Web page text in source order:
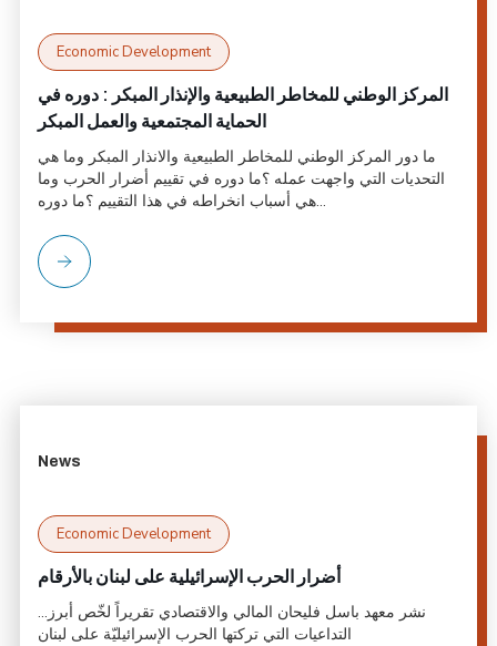
Economic Development
المركز الوطني للمخاطر الطبيعية والإنذار المبكر : دوره في
الحماية المجتمعية والعمل المبكر
ما دور المركز الوطني للمخاطر الطبيعية والانذار المبكر وما هي
التحديات التي واجهت عمله ؟ما دوره في تقييم أضرار الحرب وما
هي أسباب انخراطه في هذا التقييم ؟ما دوره...
News
Economic Development
أضرار الحرب الإسرائيلية على لبنان بالأرقام
...نشر معهد باسل فليحان المالي والاقتصادي تقريراً لخّص أبرز
التداعيات التي تركتها الحرب الإسرائيليّة على لبنان